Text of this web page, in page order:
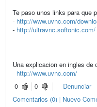
Te paso unos links para que
- http://www.uvnc.com/
- http://ultravnc.softonic.com/
Una explicacion en ingles de
- http://www.uvnc.com/
0
0
Denunciar
Comentarios (0) | Nuevo